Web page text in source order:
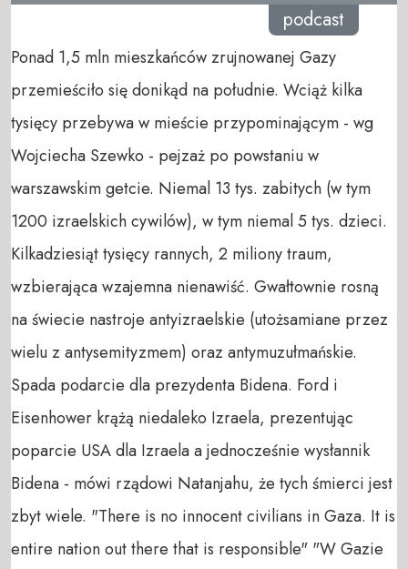
podcast
Ponad 1,5 mln mieszkańców zrujnowanej Gazy
przemieściło się donikąd na południe. Wciąż kilka
tysięcy przebywa w mieście przypominającym - wg
Wojciecha Szewko - pejzaż po powstaniu w
warszawskim getcie. Niemal 13 tys. zabitych (w tym
1200 izraelskich cywilów), w tym niemal 5 tys. dzieci.
Kilkadziesiąt tysięcy rannych, 2 miliony traum,
wzbierająca wzajemna nienawiść. Gwałtownie rosną
na świecie nastroje antyizraelskie (utożsamiane przez
wielu z antysemityzmem) oraz antymuzułmańskie.
Spada podarcie dla prezydenta Bidena. Ford i
Eisenhower krążą niedaleko Izraela, prezentując
poparcie USA dla Izraela a jednocześnie wysłannik
Bidena - mówi rządowi Natanjahu, że tych śmierci jest
zbyt wiele. "There is no innocent civilians in Gaza. It is
entire nation out there that is responsible" "W Gazie